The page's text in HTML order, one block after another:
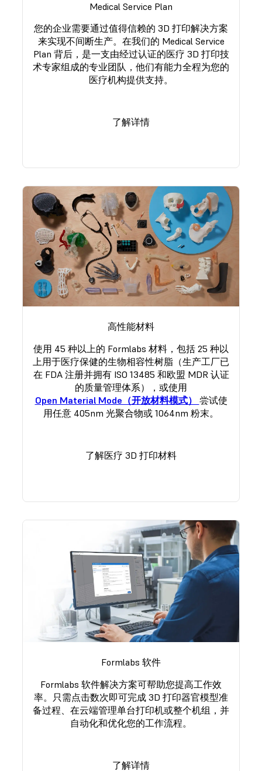
Medical Service Plan
您的企业需要通过值得信赖的 3D 打印解决方案
来实现不间断生产。在我们的 Medical Service
Plan 背后，是一支由经过认证的医疗 3D 打印技
术专家组成的专业团队，他们有能力全程为您的
医疗机构提供支持。
了解详情
高性能材料
使用 45 种以上的 Formlabs 材料，包括 25 种以
上用于医疗保健的生物相容性树脂（生产工厂已
在 FDA 注册并拥有 ISO 13485 和欧盟 MDR 认证
的质量管理体系），或使用
Open Material Mode（开放材料模式） 尝试使
用任意 405nm 光聚合物或 1064nm 粉末。
了解医疗 3D 打印材料
Formlabs 软件
Formlabs 软件解决方案可帮助您提高工作效
率。只需点击数次即可完成 3D 打印器官模型准
备过程、在云端管理单台打印机或整个机组，并
自动化和优化您的工作流程。
了解详情